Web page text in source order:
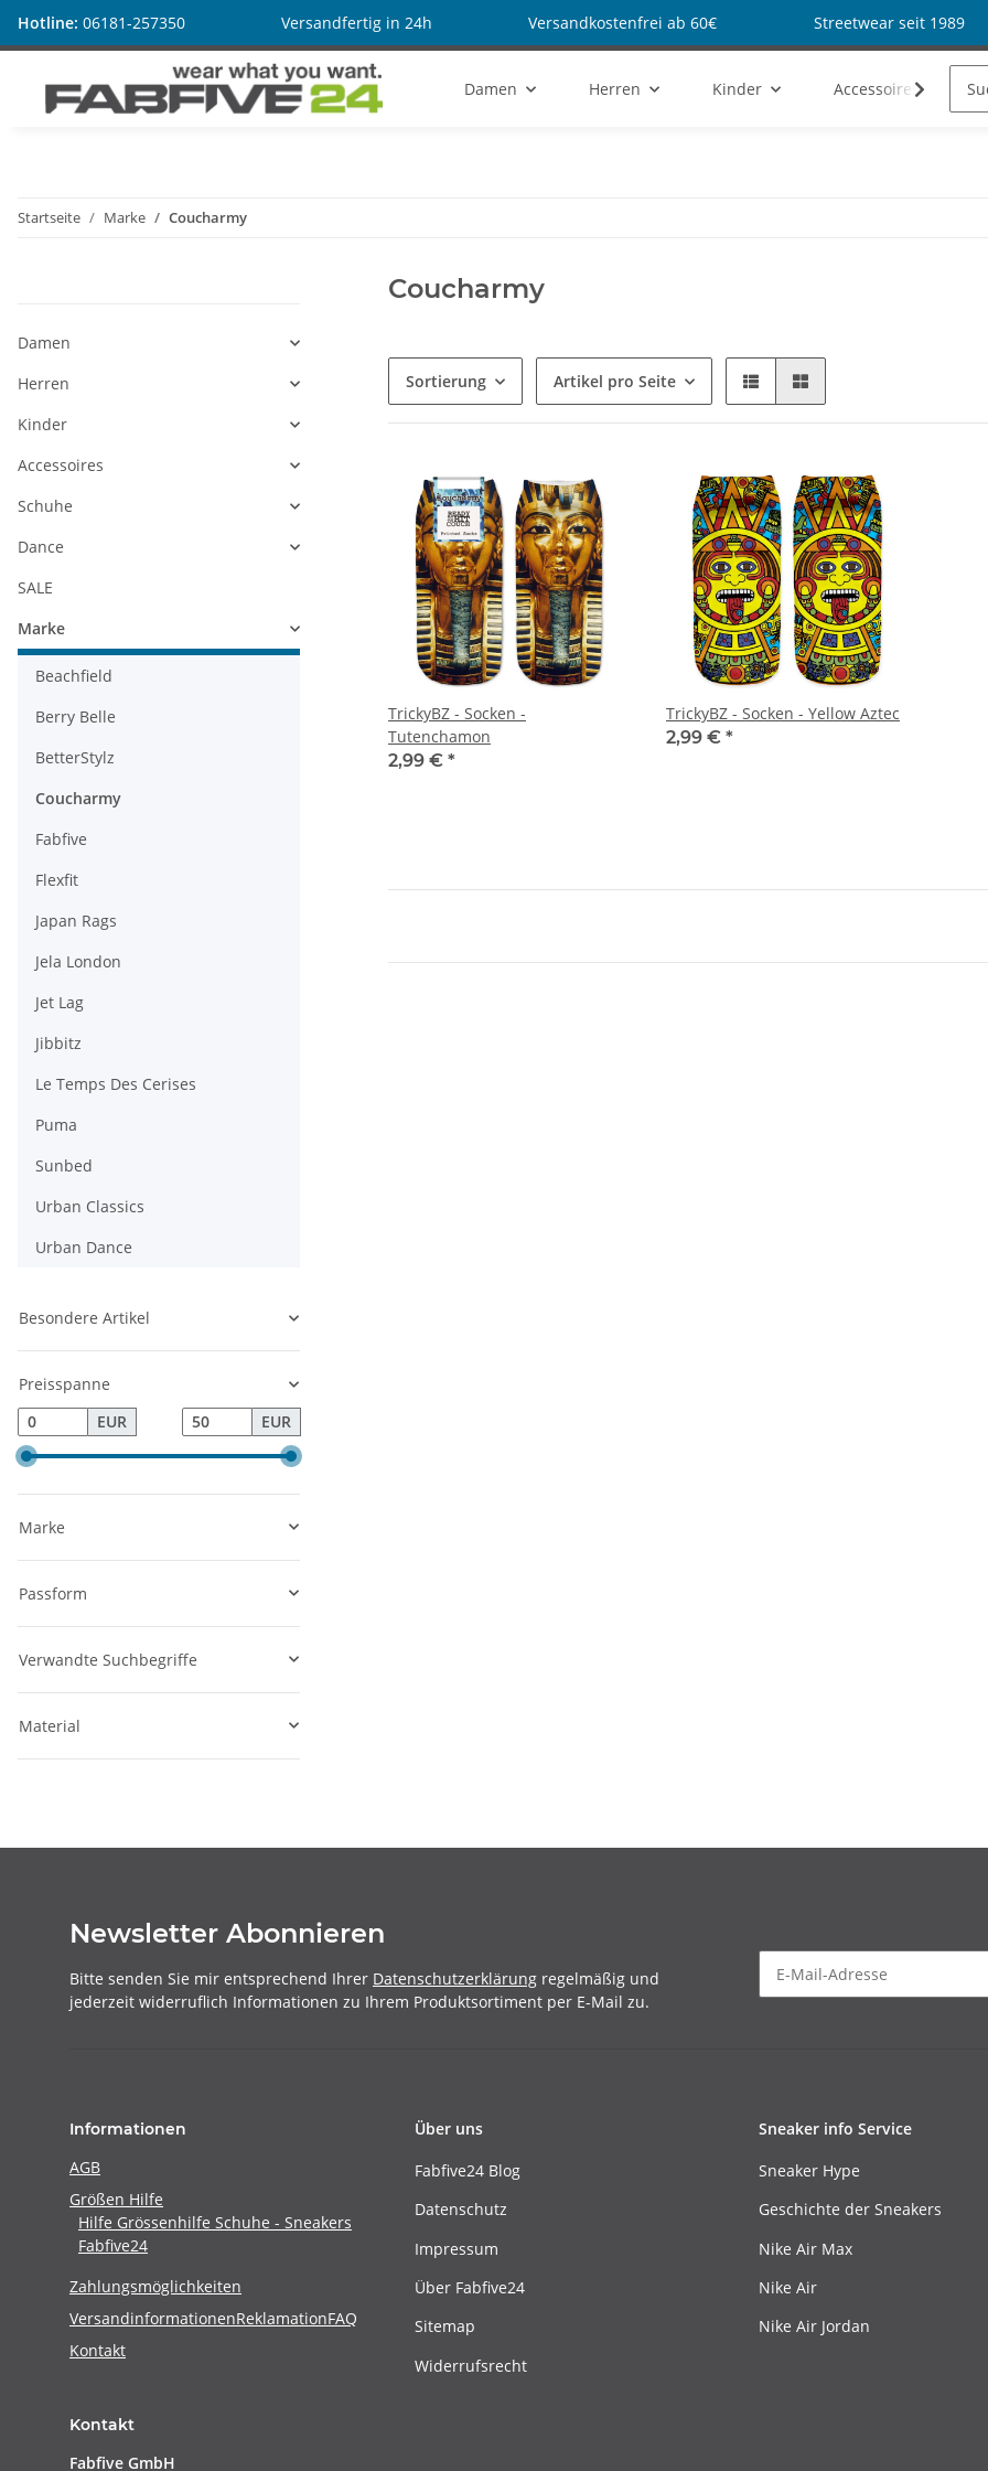
Hotline: 06181-257350 Versandfertig in 24h Versandkostenfrei ab 60€ Streetwear seit 1989
Damen Herren Kinder Accessoires
Startseite Marke Coucharmy
Coucharmy
Sortierung Artikel pro Seite
TrickyBZ - Socken -
Tutenchamon
2,99 € *
TrickyBZ - Socken - Yellow Aztec
2,99 € *
Damen
Herren
Kinder
Accessoires
Schuhe
Dance
SALE
Marke
Beachfield
Berry Belle
BetterStylz
Coucharmy
Fabfive
Flexfit
Japan Rags
Jela London
Jet Lag
Jibbitz
Le Temps Des Cerises
Puma
Sunbed
Urban Classics
Urban Dance
Besondere Artikel
Preisspanne
EUR
EUR
Marke
Passform
Verwandte Suchbegriffe
Material
Newsletter Abonnieren
Bitte senden Sie mir entsprechend Ihrer Datenschutzerklärung regelmäßig und
jederzeit widerruflich Informationen zu Ihrem Produktsortiment per E-Mail zu.
Informationen
AGB
Größen Hilfe
Hilfe Grössenhilfe Schuhe - Sneakers
Fabfive24
Zahlungsmöglichkeiten
VersandinformationenReklamationFAQ
Kontakt
Über uns
Fabfive24 Blog
Datenschutz
Impressum
Über Fabfive24
Sitemap
Widerrufsrecht
Sneaker info Service
Sneaker Hype
Geschichte der Sneakers
Nike Air Max
Nike Air
Nike Air Jordan
Kontakt
Fabfive GmbH